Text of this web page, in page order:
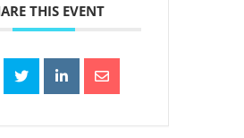
THIS EVENT